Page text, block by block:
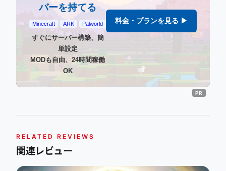
バーを持てる
Minecraft ARK Palworld
すぐにサーバー構築、簡
単設定
MODも自由、24時間稼働
OK
料金・プランを見る ▶
RELATED REVIEWS
関連レビュー